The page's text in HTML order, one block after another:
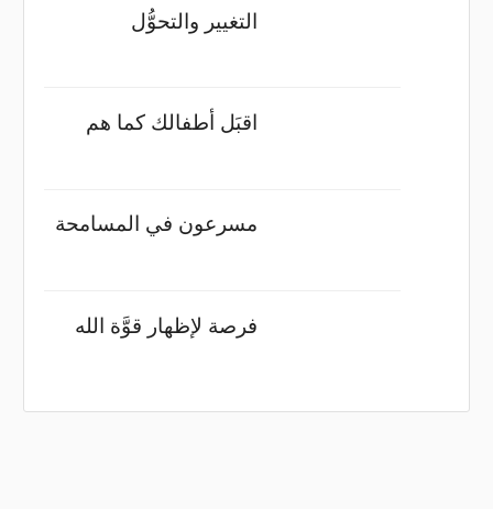
التغيير والتحوُّل
اقبَل أطفالك كما هم
مسرعون في المسامحة
فرصة لإظهار قوَّة الله